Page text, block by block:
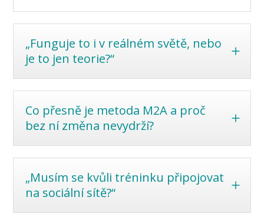
„Funguje to i v reálném světě, nebo
je to jen teorie?“
Co přesně je metoda M2A a proč
bez ní změna nevydrží?
„Musím se kvůli tréninku připojovat
na sociální sítě?“